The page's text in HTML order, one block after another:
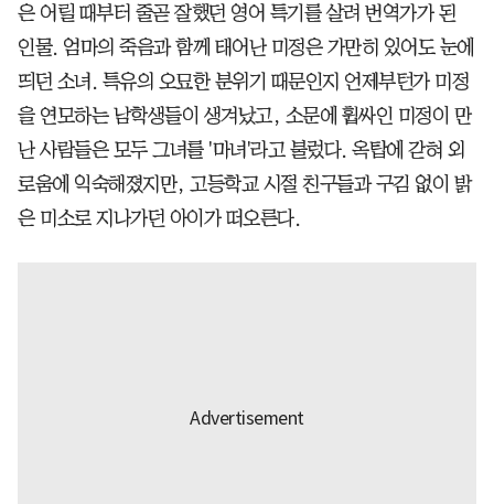
은 어릴 때부터 줄곧 잘했던 영어 특기를 살려 번역가가 된
인물. 엄마의 죽음과 함께 태어난 미정은 가만히 있어도 눈에
띄던 소녀. 특유의 오묘한 분위기 때문인지 언제부턴가 미정
을 연모하는 남학생들이 생겨났고, 소문에 휩싸인 미정이 만
난 사람들은 모두 그녀를 '마녀'라고 불렀다. 옥탑에 갇혀 외
로움에 익숙해졌지만, 고등학교 시절 친구들과 구김 없이 밝
은 미소로 지나가던 아이가 떠오른다.